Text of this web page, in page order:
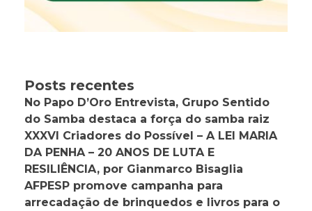
Posts recentes
No Papo D’Oro Entrevista, Grupo Sentido
do Samba destaca a força do samba raiz
XXXVI Criadores do Possível – A LEI MARIA
DA PENHA – 20 ANOS DE LUTA E
RESILIÊNCIA, por Gianmarco Bisaglia
AFPESP promove campanha para
arrecadação de brinquedos e livros para o